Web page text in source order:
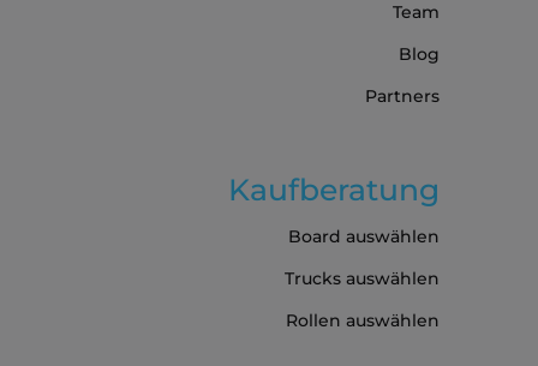
Team
Blog
Partners
Kaufberatung
Board auswählen
Trucks auswählen
Rollen auswählen